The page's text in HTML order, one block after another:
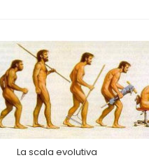
La scala evolutiva